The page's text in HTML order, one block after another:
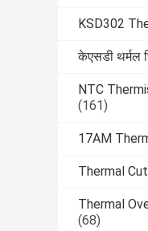
KSD302
केएसडी थर्मल
NTC
(161)
17AM
Thermal
Thermal
(68)